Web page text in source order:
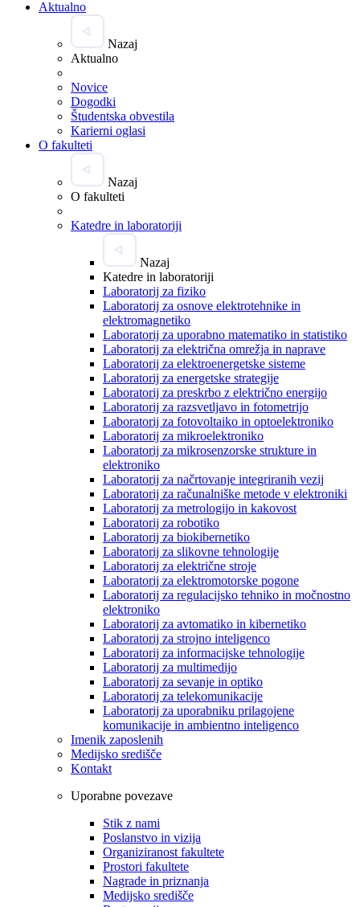
Aktualno
Nazaj
Aktualno
Novice
Dogodki
Študentska obvestila
Karierni oglasi
O fakulteti
Nazaj
O fakulteti
Katedre in laboratoriji
Nazaj
Katedre in laboratoriji
Laboratorij za fiziko
Laboratorij za osnove elektrotehnike in
elektromagnetiko
Laboratorij za uporabno matematiko in statistiko
Laboratorij za električna omrežja in naprave
Laboratorij za elektroenergetske sisteme
Laboratorij za energetske strategije
Laboratorij za preskrbo z električno energijo
Laboratorij za razsvetljavo in fotometrijo
Laboratorij za fotovoltaiko in optoelektroniko
Laboratorij za mikroelektroniko
Laboratorij za mikrosenzorske strukture in
elektroniko
Laboratorij za načrtovanje integriranih vezij
Laboratorij za računalniške metode v elektroniki
Laboratorij za metrologijo in kakovost
Laboratorij za robotiko
Laboratorij za biokibernetiko
Laboratorij za slikovne tehnologije
Laboratorij za električne stroje
Laboratorij za elektromotorske pogone
Laboratorij za regulacijsko tehniko in močnostno
elektroniko
Laboratorij za avtomatiko in kibernetiko
Laboratorij za strojno inteligenco
Laboratorij za informacijske tehnologije
Laboratorij za multimedijo
Laboratorij za sevanje in optiko
Laboratorij za telekomunikacije
Laboratorij za uporabniku prilagojene
komunikacije in ambientno inteligenco
Imenik zaposlenih
Medijsko središče
Kontakt
Uporabne povezave
Stik z nami
Poslanstvo in vizija
Organiziranost fakultete
Prostori fakultete
Nagrade in priznanja
Medijsko središče